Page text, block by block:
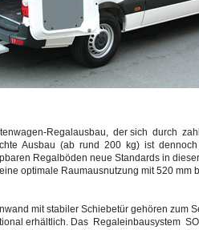
Regalausbau, der sich durch
Ausbau (ab rund 200 kg) ist dennoch
Regalböden neue Standards in
optimale Raumausnutzung mit 520 mm
mit stabiler Schiebetür gehören zum
erhältlich. Das Regaleinbausystem